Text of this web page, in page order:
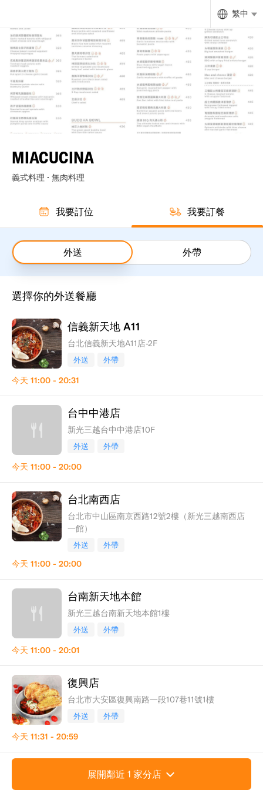
繁中
MIACUCINA
義式料理 · 無肉料理
我要訂位 我要訂餐
外送 外帶
選擇你的外送餐廳
信義新天地 A11
台北信義新天地A11店-2F
外送 外帶
今天 11:00 - 20:31
台中中港店
新光三越台中中港店10F
外送 外帶
今天 11:00 - 20:00
台北南西店
台北市中山區南京西路12號2樓（新光三越南西店
一館）
外送 外帶
今天 11:00 - 20:00
台南新天地本館
新光三越台南新天地本館1樓
外送 外帶
今天 11:00 - 20:01
復興店
台北市大安區復興南路一段107巷11號1樓
外送 外帶
今天 11:31 - 20:59
展開鄰近 1 家分店